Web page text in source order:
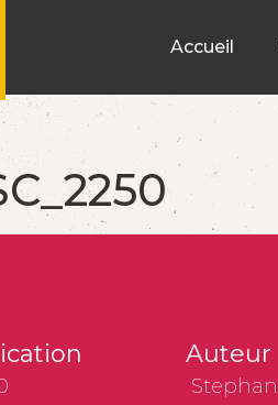
Accueil
Auteur